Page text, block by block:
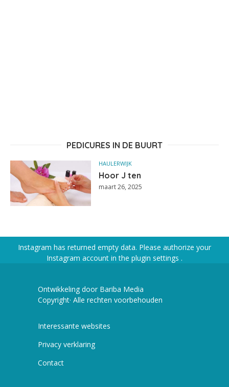
PEDICURES IN DE BUURT
HAULERWIJK
Hoor J ten
maart 26, 2025
Instagram has returned empty data. Please authorize your
Instagram account in the plugin settings .
Ontwikkeling door Bariba Media
Copyright· Alle rechten voorbehouden
Interessante websites
Privacy verklaring
Contact